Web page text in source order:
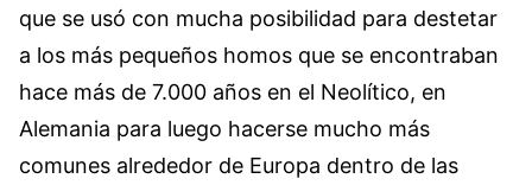
que se usó con mucha posibilidad para destetar
a los más pequeños homos que se encontraban
hace más de 7.000 años en el Neolítico, en
Alemania para luego hacerse mucho más
comunes alrededor de Europa dentro de las